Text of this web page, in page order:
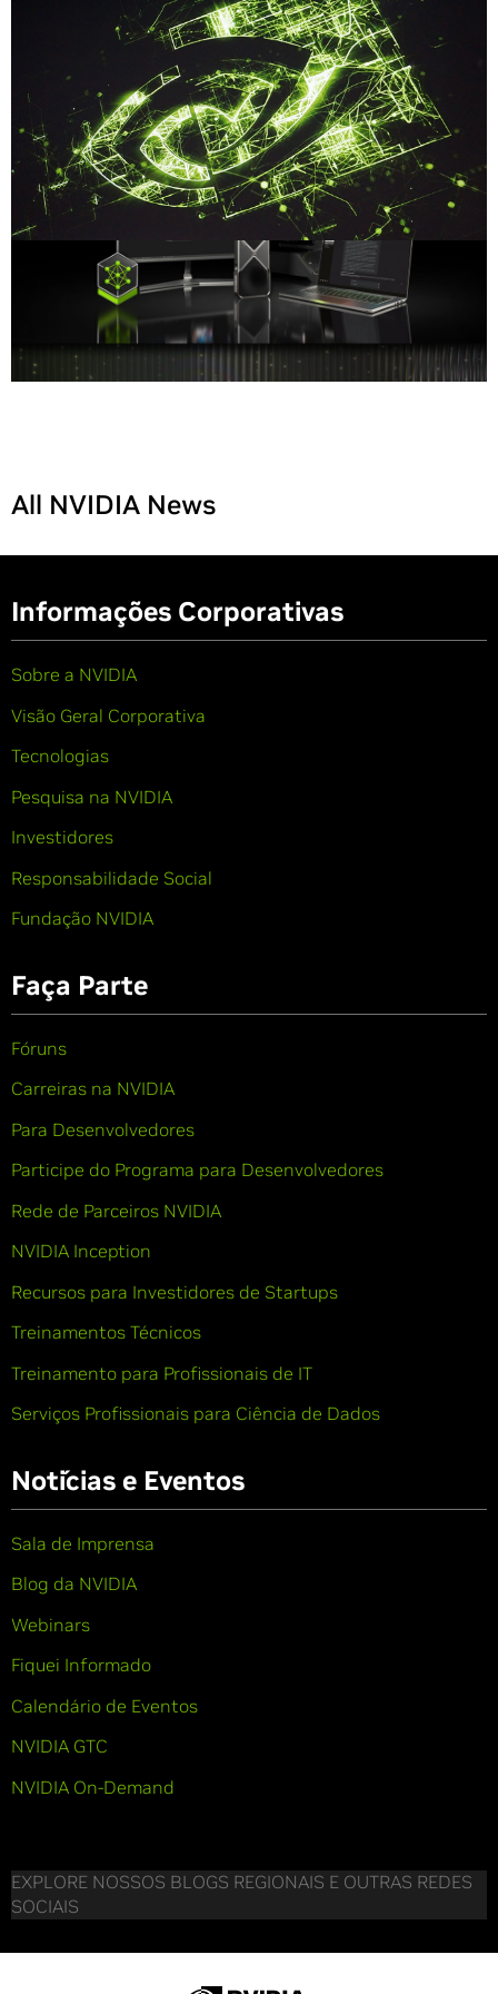
Compartilhe
All NVIDIA News
Informações Corporativas
Sobre a NVIDIA
Visão Geral Corporativa
Tecnologias
Pesquisa na NVIDIA
Investidores
Responsabilidade Social
Fundação NVIDIA
Faça Parte
Fóruns
Carreiras na NVIDIA
Para Desenvolvedores
Participe do Programa para Desenvolvedores
Rede de Parceiros NVIDIA
NVIDIA Inception
Recursos para Investidores de Startups
Treinamentos Técnicos
Treinamento para Profissionais de IT
Serviços Profissionais para Ciência de Dados
Notícias e Eventos
Sala de Imprensa
Blog da NVIDIA
Webinars
Fiquei Informado
Calendário de Eventos
NVIDIA GTC
NVIDIA On-Demand
EXPLORE NOSSOS BLOGS REGIONAIS E OUTRAS REDES
SOCIAIS